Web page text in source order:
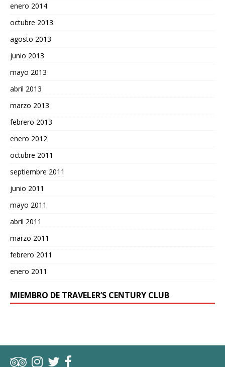
enero 2014
octubre 2013
agosto 2013
junio 2013
mayo 2013
abril 2013
marzo 2013
febrero 2013
enero 2012
octubre 2011
septiembre 2011
junio 2011
mayo 2011
abril 2011
marzo 2011
febrero 2011
enero 2011
MIEMBRO DE TRAVELER’S CENTURY CLUB